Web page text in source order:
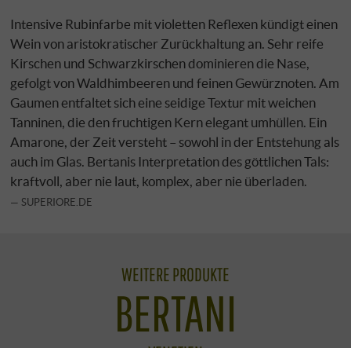
Intensive Rubinfarbe mit violetten Reflexen kündigt einen
Wein von aristokratischer Zurückhaltung an. Sehr reife
Kirschen und Schwarzkirschen dominieren die Nase,
gefolgt von Waldhimbeeren und feinen Gewürznoten. Am
Gaumen entfaltet sich eine seidige Textur mit weichen
Tanninen, die den fruchtigen Kern elegant umhüllen. Ein
Amarone, der Zeit versteht – sowohl in der Entstehung als
auch im Glas. Bertanis Interpretation des göttlichen Tals:
kraftvoll, aber nie laut, komplex, aber nie überladen.
SUPERIORE.DE
WEITERE PRODUKTE
BERTANI